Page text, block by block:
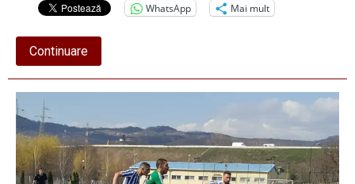
WhatsApp
Mai mult
Continuareabout
Scorul
Play-
off-
2019:
Finul
Peștereanu
–
Nașul